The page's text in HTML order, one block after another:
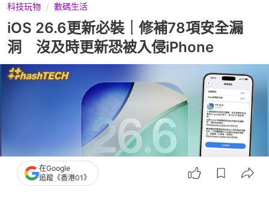
科技玩物 數碼生活
iOS 26.6更新必裝｜修補78項安全漏
洞 沒及時更新恐被入侵iPhone
在Google
追蹤《香港01》